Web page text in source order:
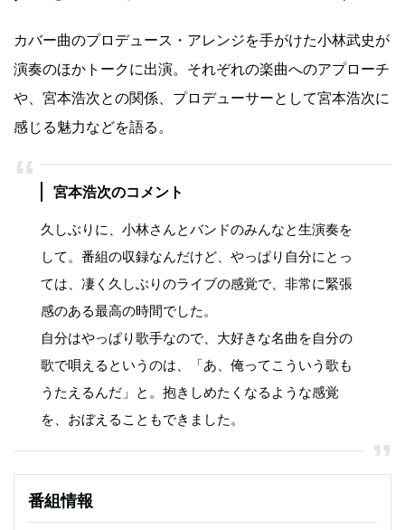
カバー曲のプロデュース・アレンジを手がけた小林武史が
演奏のほかトークに出演。それぞれの楽曲へのアプローチ
や、宮本浩次との関係、プロデューサーとして宮本浩次に
感じる魅力などを語る。
宮本浩次のコメント
久しぶりに、小林さんとバンドのみんなと生演奏を
して。番組の収録なんだけど、やっぱり自分にとっ
ては、凄く久しぶりのライブの感覚で、非常に緊張
感のある最高の時間でした。
自分はやっぱり歌手なので、大好きな名曲を自分の
歌で唄えるというのは、「あ、俺ってこういう歌も
うたえるんだ」と。抱きしめたくなるような感覚
を、おぼえることもできました。
番組情報